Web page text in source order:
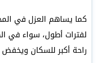
كما يساهم العزل في
لفترات أطول، سواء في
راحة أكبر للسكان ويخفض